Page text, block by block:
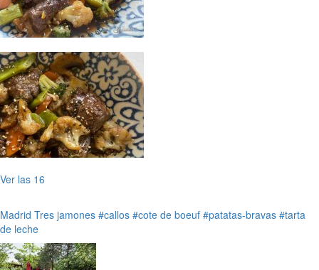
Ver las 16
Madrid Tres jamones #callos #cote de boeuf #patatas-bravas #tarta
de leche